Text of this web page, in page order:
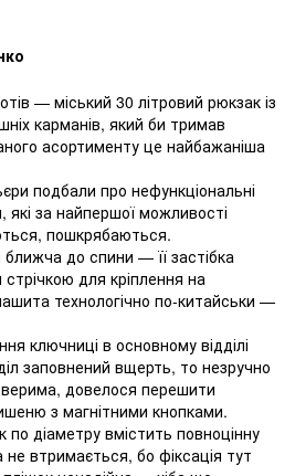
— міський 30 літровий рюкзак із
карманів, який би тримав
асортименту це найбажаніша
подбали про нефункціональні
які за найпершої можливості
пошкрябаються.
до спини — її застібка
для кріплення на
технологічно по-китайськи —
ключниці в основному відділі
заповнений вщерть, то незручно
довелося перешити
з магнітними кнопками.
по діаметру вмістить повноцінну
втримається, бо фіксація тут